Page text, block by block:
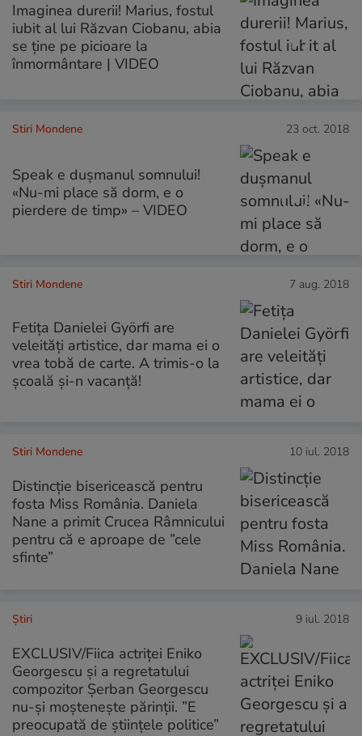
Imaginea durerii! Marius, fostul
iubit al lui Răzvan Ciobanu, abia
se ține pe picioare la
înmormântare | VIDEO
Stiri Mondene 23 oct. 2018
Speak e dușmanul somnului!
«Nu-mi place să dorm, e o
pierdere de timp» – VIDEO
Stiri Mondene 7 aug. 2018
Fetița Danielei Györfi are
veleități artistice, dar mama ei o
vrea tobă de carte. A trimis-o la
școală și-n vacanță!
Stiri Mondene 10 iul. 2018
Distincție bisericească pentru
fosta Miss România. Daniela
Nane a primit Crucea Râmnicului
pentru că e aproape de ”cele
sfinte”
Ştiri 9 iul. 2018
EXCLUSIV/Fiica actriței Eniko
Georgescu și a regretatului
compozitor Șerban Georgescu
nu-și moștenește părinții. ”E
preocupată de științele politice”